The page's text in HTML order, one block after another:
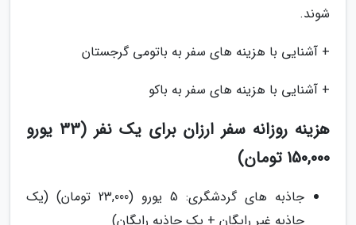
شوند.
+ آشنایی با هزینه های سفر به باتومی گرجستان
+ آشنایی با هزینه های سفر به باکو
هزینه روزانه سفر ارزان برای یک نفر (33 یورو
150,000 تومان)
جاذبه های گردشگری: 5 یورو (23,000 تومان) (یک
جاذبه غیر رایگان + یک جاذبه رایگان)